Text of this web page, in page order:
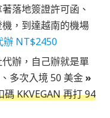
著落地簽證許可函、
，到達越南的機場
辦 NT$2450
辦，自己辦就是單
多次入境 50 美金»
碼 KKVEGAN 再打 94